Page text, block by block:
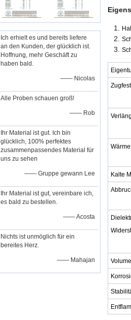
Ich erhielt es und bereits liefere
an den Kunden, der glücklich ist.
Hoffnung, mehr Geschäft zu
haben bald.
—— Nicolas
Alle Proben schauen groß!
—— Rob
Ihr Material ist gut. Ich bin
glücklich, 100% perfektes
zusammenpassendes Material für
uns zu sehen
—— Gruppe gewann Lee
Ihr Material ist gut, vereinbare ich,
es bald zu bestellen.
—— Acosta
Nichts ist unmöglich für ein
bereites Herz.
—— Mahajan
Kalte